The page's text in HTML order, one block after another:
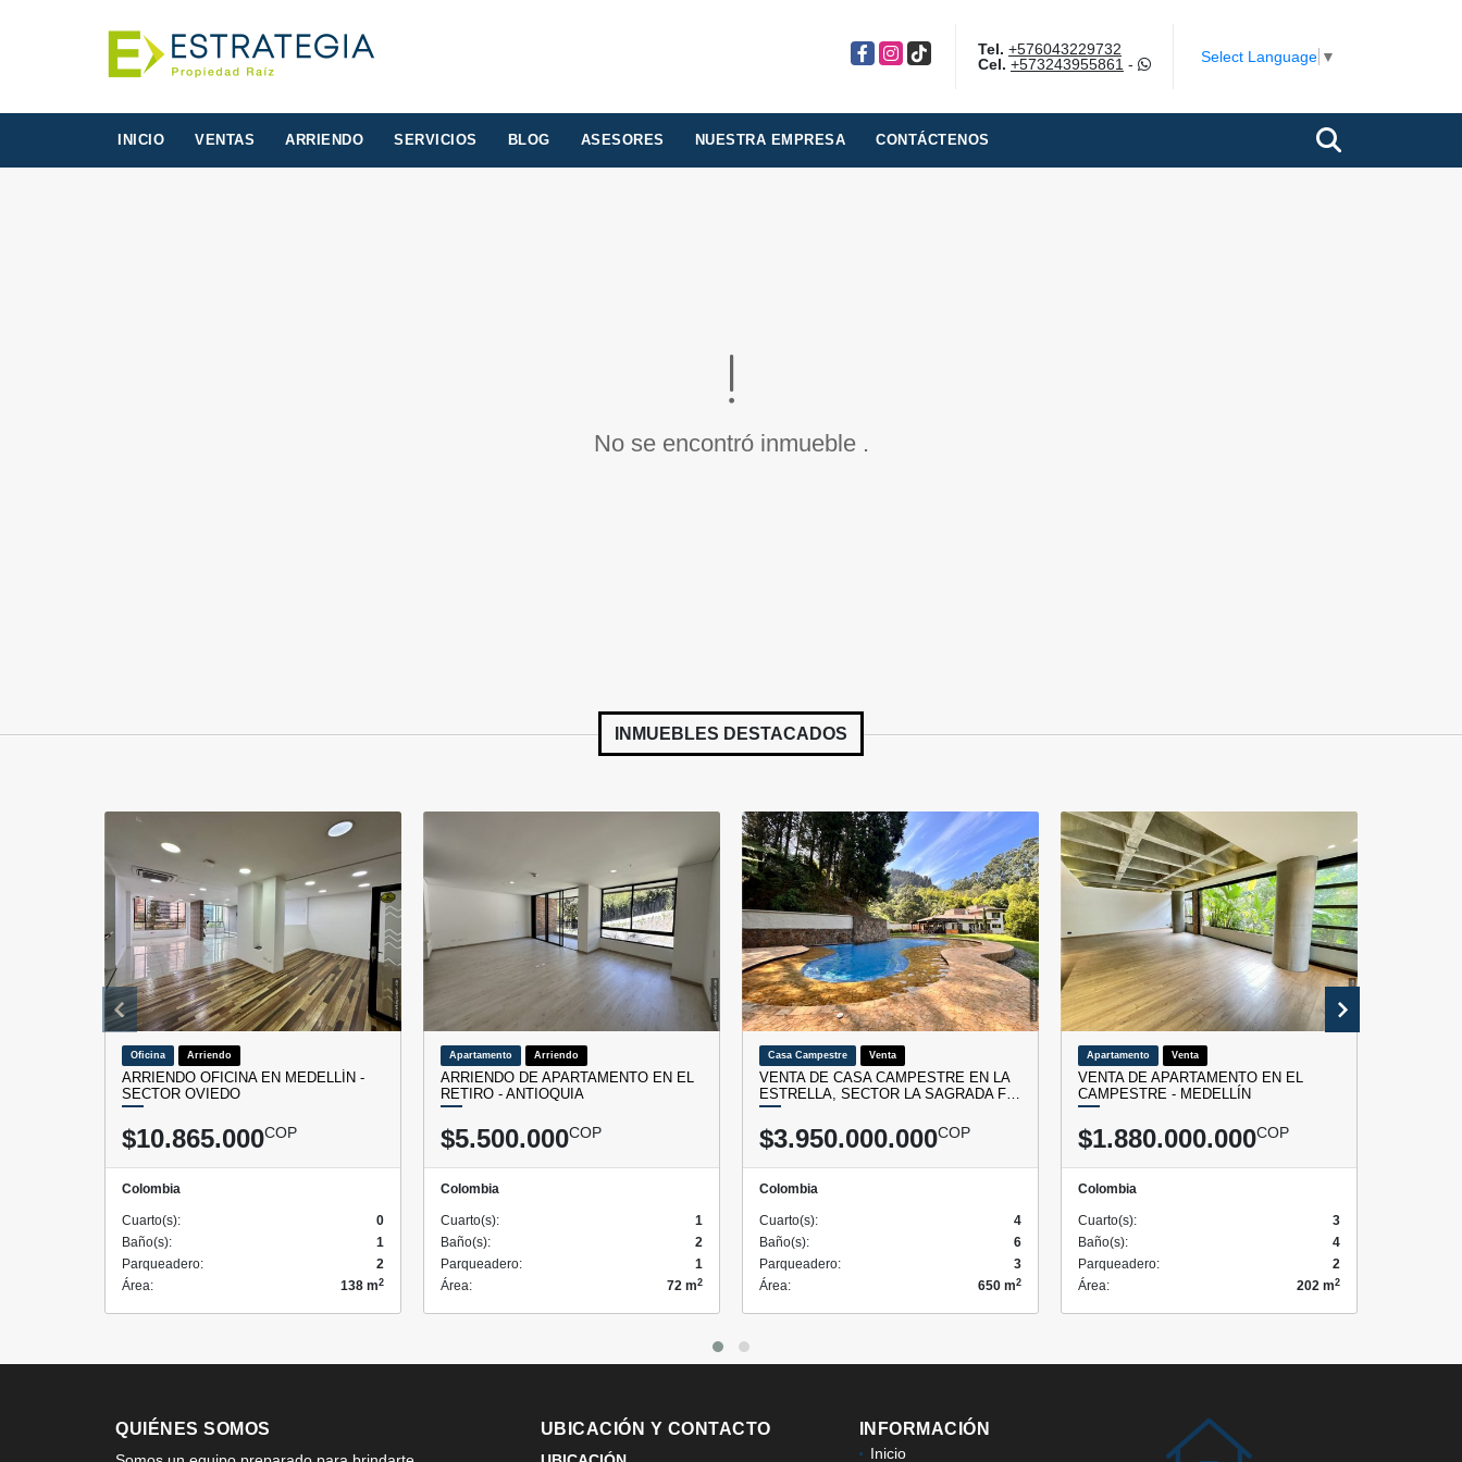
Facebook
Instagram
TikTok Tel. +576043229732
Cel. +573243955861 - Select Language ▼
INICIO VENTAS ARRIENDO SERVICIOS BLOG ASESORES NUESTRA EMPRESA CONTÁCTENOS
No se encontró inmueble .
INMUEBLES DESTACADOS
Oficina Arriendo
ARRIENDO OFICINA EN MEDELLÍN -
SECTOR OVIEDO
$10.865.000COP
Colombia
Cuarto(s):
0
Baño(s):
1
Parqueadero:
2
Área:
138 m2
Apartamento Arriendo
ARRIENDO DE APARTAMENTO EN EL
RETIRO - ANTIOQUIA
$5.500.000COP
Colombia
Cuarto(s):
1
Baño(s):
2
Parqueadero:
1
Área:
72 m2
Casa Campestre Venta
VENTA DE CASA CAMPESTRE EN LA
ESTRELLA, SECTOR LA SAGRADA F…
$3.950.000.000COP
Colombia
Cuarto(s):
4
Baño(s):
6
Parqueadero:
3
Área:
650 m2
Apartamento Venta
VENTA DE APARTAMENTO EN EL
CAMPESTRE - MEDELLÍN
$1.880.000.000COP
Colombia
Cuarto(s):
3
Baño(s):
4
Parqueadero:
2
Área:
202 m2
QUIÉNES SOMOS UBICACIÓN Y CONTACTO INFORMACIÓN
Inicio